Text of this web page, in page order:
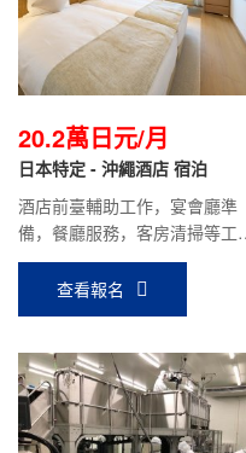
20.2萬日元/月
日本特定 - 沖繩酒店 宿泊
酒店前臺輔助工作，宴會廳準
備，餐廳服務，客房清掃等工
作。月薪20.2萬日元（時給約
1200日元）
查看報名